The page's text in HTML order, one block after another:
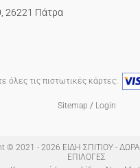
26221 Πάτρα
όλες τις πιστωτικές κάρτες:
Sitemap / Login
© 2021 - 2026 ΕΙΔΗ ΣΠΙΤΙΟΥ -
ΕΠΙΛΟΓΕΣ